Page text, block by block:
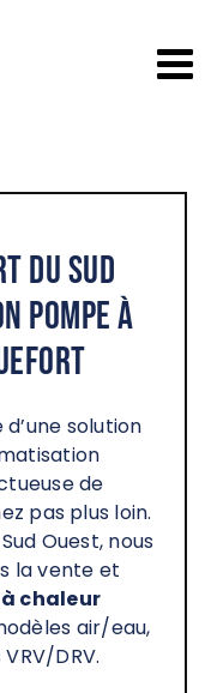
du Sud
pompe à
solution
de
pas plus loin.
Ouest, nous
la vente et
chaleur
air/eau,
DRV.